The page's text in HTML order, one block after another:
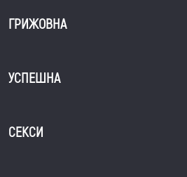
ГРИЖОВНА
УСПЕШНА
СЕКСИ